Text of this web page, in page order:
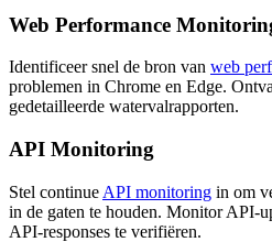
Web Performance
Identificeer snel de bron van web
problemen in Chrome en Edge.
gedetailleerde watervalrapporten.
API Monitoring
Stel continue API monitoring in om
in de gaten te houden. Monitor API-
API-responses te verifiëren.